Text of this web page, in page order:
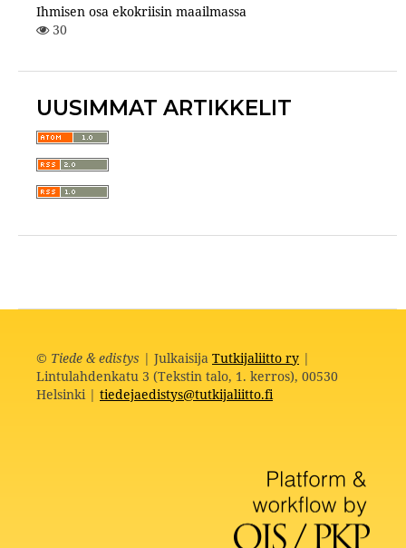
Ihmisen osa ekokriisin maailmassa
30
UUSIMMAT ARTIKKELIT
© Tiede & edistys | Julkaisija Tutkijaliitto ry|
Lintulahdenkatu 3 (Tekstin talo, 1. kerros), 00530
Helsinki | tiedejaedistys@tutkijaliitto.fi